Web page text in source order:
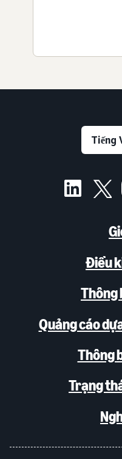
Điều
Thông
Quảng cáo
Thông
Trạng